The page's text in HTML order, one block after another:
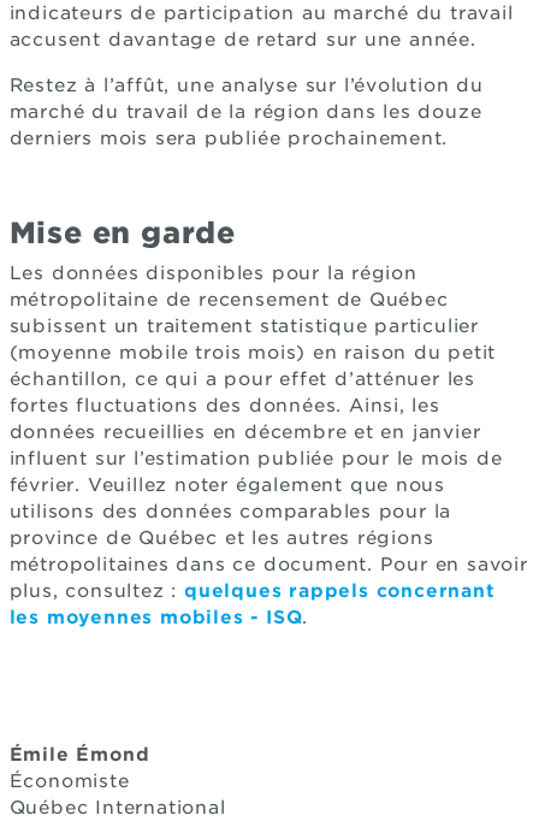
indicateurs de participation au marché du travail
accusent davantage de retard sur une année.
Restez à l’affût, une analyse sur l’évolution du
marché du travail de la région dans les douze
derniers mois sera publiée prochainement.
Mise en garde
Les données disponibles pour la région
métropolitaine de recensement de Québec
subissent un traitement statistique particulier
(moyenne mobile trois mois) en raison du petit
échantillon, ce qui a pour effet d’atténuer les
fortes fluctuations des données. Ainsi, les
données recueillies en décembre et en janvier
influent sur l’estimation publiée pour le mois de
février. Veuillez noter également que nous
utilisons des données comparables pour la
province de Québec et les autres régions
métropolitaines dans ce document. Pour en savoir
plus, consultez : quelques rappels concernant
les moyennes mobiles - ISQ.
Émile Émond
Économiste
Québec International